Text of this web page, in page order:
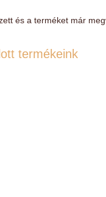
és a terméket már
termékeink